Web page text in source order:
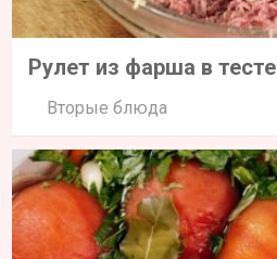
Рулет из фарша в тесте
Вторые блюда